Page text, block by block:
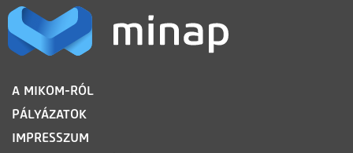
LÁBLÉC
A MIKOM-RÓL
PÁLYÁZATOK
IMPRESSZUM